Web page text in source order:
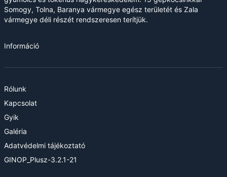
Somogy, Tolna, Baranya vármegye egész területét és Zala
vármegye déli részét rendszeresen terítjük.
Információ
Rólunk
Kapcsolat
Gyik
Galéria
Adatvédelmi tájékoztató
GINOP_Plusz-3.2.1-21